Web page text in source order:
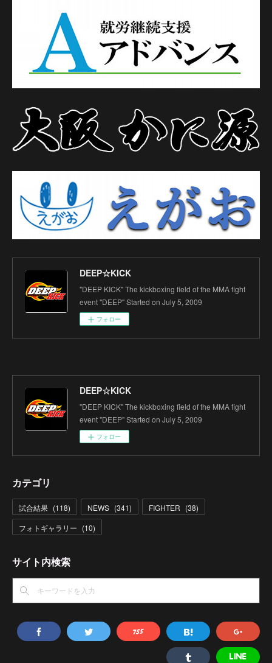
DEEP☆KICK
"DEEP KICK" The kickboxing field of the MMA fight
event "DEEP" Started on July 5, 2009
フォロー
DEEP☆KICK
"DEEP KICK" The kickboxing field of the MMA fight
event "DEEP" Started on July 5, 2009
フォロー
カテゴリ
試合結果 (118) NEWS (341) FIGHTER (38)
フォトギャラリー (10)
サイト内検索